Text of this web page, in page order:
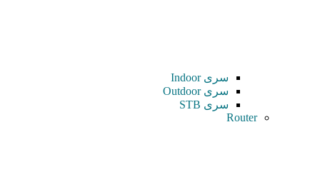
سری Indoor
سری Outdoor
سری STB
Router